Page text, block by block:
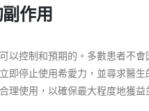
作用
以控制和預期的。多數患者不
即停止使用希愛力，並尋求醫
理使用，以確保最大程度地獲益